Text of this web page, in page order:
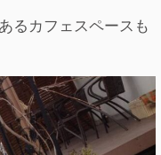
るカフェスペースも